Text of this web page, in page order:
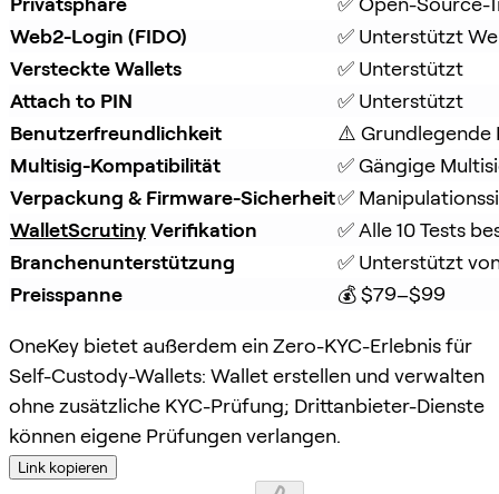
Web2-Login (FIDO)
✅ Unterstützt
Versteckte Wallets
✅ Unterstützt
Attach to PIN
✅ Unterstützt
Benutzerfreundlichkeit
⚠️ Grundlegende
Multisig-Kompatibilität
✅ Gängige
Verpackung & Firmware-Sicherheit✅
WalletScrutiny Verifikation
✅ Alle 10 Tests
Branchenunterstützung
✅ Unterstützt
Preisspanne
💰 $79–$99
OneKey bietet außerdem ein Zero-KYC-Erlebnis für
Self-Custody-Wallets: Wallet erstellen und verwalten
ohne zusätzliche KYC-Prüfung; Drittanbieter-Dienste
können eigene Prüfungen verlangen.
Link kopieren